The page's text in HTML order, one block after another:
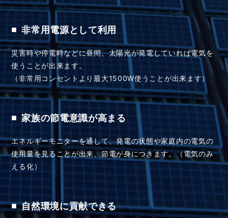
非常用電源として利用
災害時や停電時などに昼間、太陽光が発電していれば電気を
使うことが出来ます。
（非常用コンセントより最大1500W使うことが出来ます）
■ 家族の節電意識が高まる
エネルギーモニターを通して、発電の状態や家庭内の電気の
使用量を見ることが出来、節電が身につきます。（電気のみ
える化）
自然環境に貢献できる
太陽光発電は、環境負荷の低減をはかることにより地球の温